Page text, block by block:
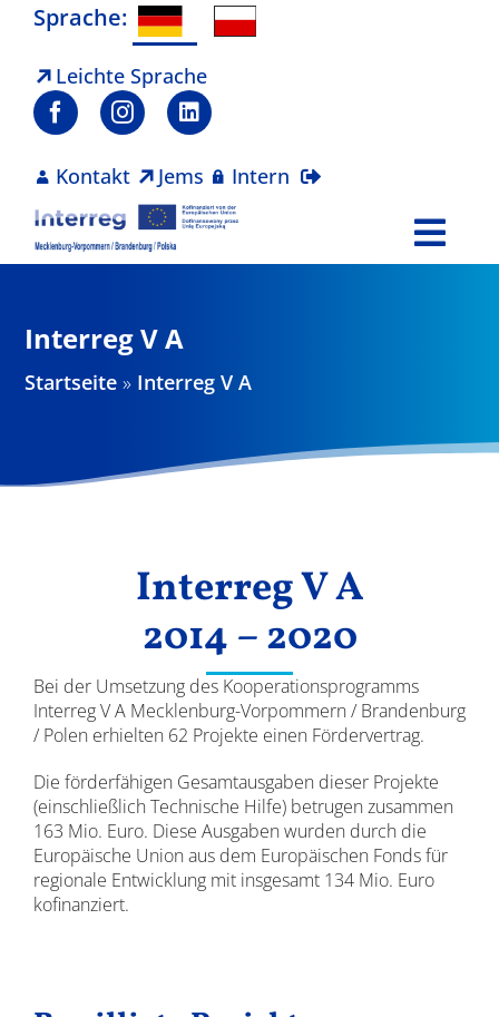
Zum
springen
Sprache:
Leichte Sprache
Kontakt Jems Intern
Projekte
Interreg V A
Startseite » Interreg V A
Interreg V A
2014 – 2020
Bei der Umsetzung des Kooperationsprogramms
Interreg V A Mecklenburg-Vorpommern / Brandenburg
/ Polen erhielten 62 Projekte einen Fördervertrag.
Die förderfähigen Gesamtausgaben dieser Projekte
(einschließlich Technische Hilfe) betrugen zusammen
163 Mio. Euro. Diese Ausgaben wurden durch die
Europäische Union aus dem Europäischen Fonds für
regionale Entwicklung mit insgesamt 134 Mio. Euro
kofinanziert.